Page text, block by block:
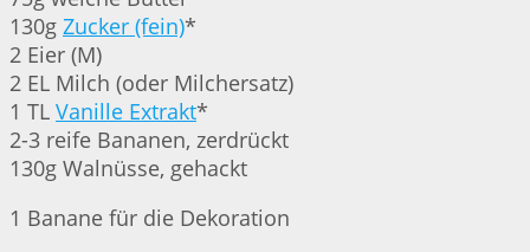
130g Zucker (fein)*
2 Eier (M)
2 EL Milch (oder Milchersatz)
1 TL Vanille Extrakt*
2-3 reife Bananen, zerdrückt
130g Walnüsse, gehackt
1 Banane für die Dekoration